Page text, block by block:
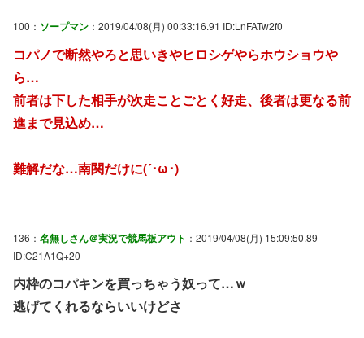
100： ソープマン ：2019/04/08(月) 00:33:16.91 ID:LnFATw2f0
コパノで断然やろと思いきやヒロシゲやらホウショウや
ら…
前者は下した相手が次走ことごとく好走、後者は更なる前
進まで見込め…
難解だな…南関だけに(´･ω･)
136： 名無しさん＠実況で競馬板アウト ：2019/04/08(月) 15:09:50.89
ID:C21A1Q+20
内枠のコパキンを買っちゃう奴って…ｗ
逃げてくれるならいいけどさ